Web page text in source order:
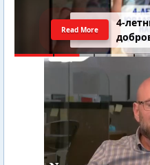
4-
Read More